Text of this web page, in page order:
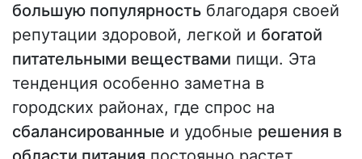
большую популярность благодаря своей
репутации здоровой, легкой и богатой
питательными веществами пищи. Эта
тенденция особенно заметна в
городских районах, где спрос на
сбалансированные и удобные решения в